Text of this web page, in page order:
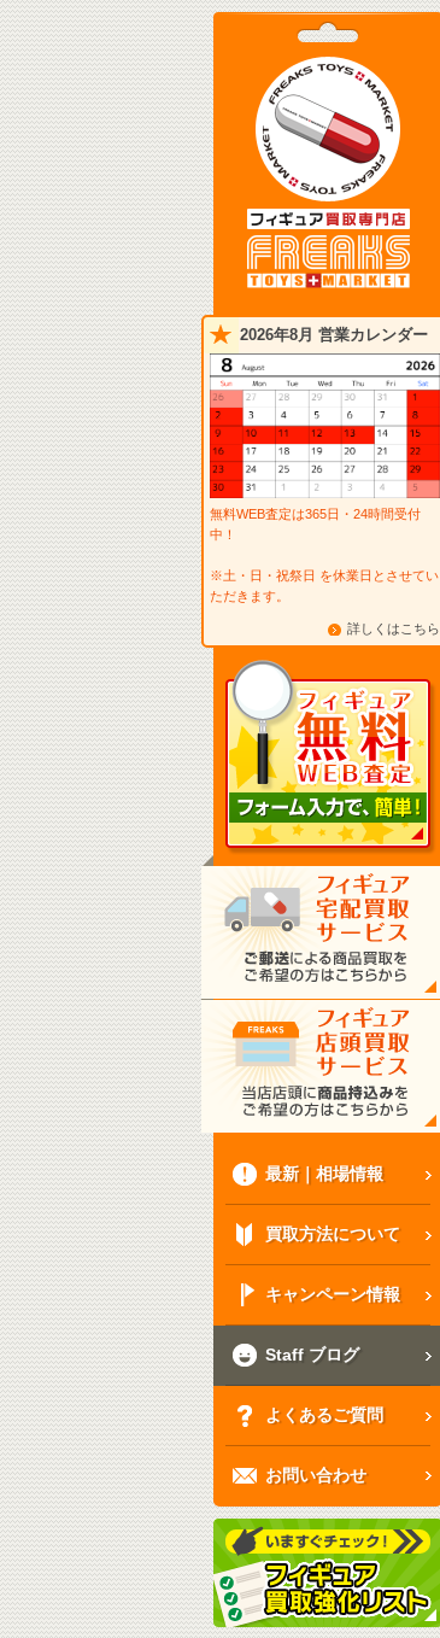
2026年8月 営業カレンダー
無料WEB査定は365日・24時間受付
中！
※土・日・祝祭日 を休業日とさせてい
ただきます。
詳しくはこちら
最新｜相場情報
買取方法について
キャンペーン情報
Staff ブログ
よくあるご質問
お問い合わせ